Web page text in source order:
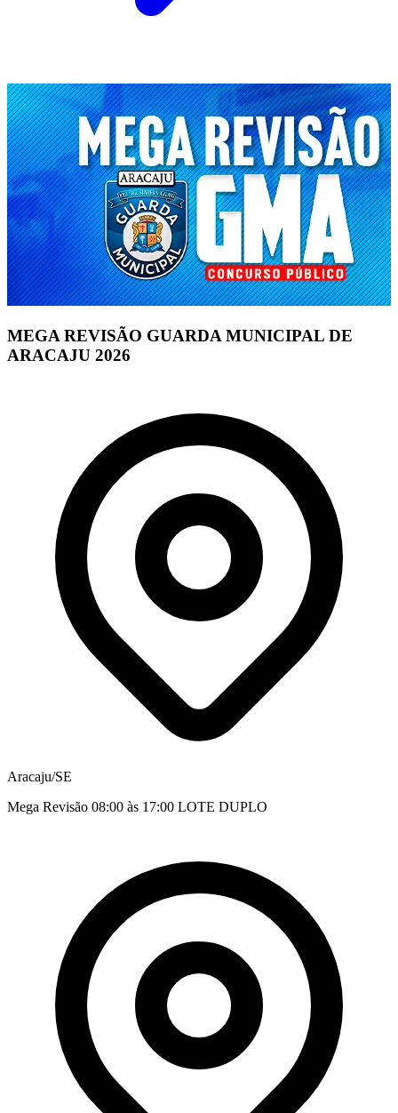
MEGA REVISÃO GUARDA MUNICIPAL DE
ARACAJU 2026
Aracaju/SE
Mega Revisão 08:00 às 17:00 LOTE DUPLO